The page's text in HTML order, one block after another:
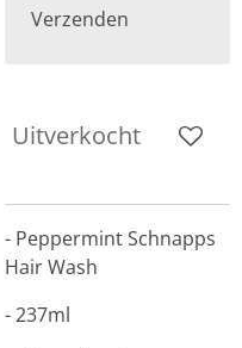
Verzenden
Uitverkocht
- Peppermint Schnapps
Hair Wash
- 237ml